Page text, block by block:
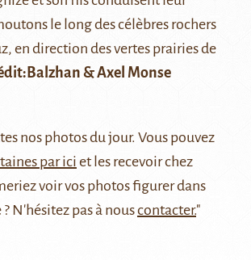
le long des célèbres rochers
, en direction des vertes prairies de
Balzhan & Axel Monse
nos photos du jour. Vous pouvez
par ici et les recevoir chez
voir vos photos figurer dans
N'hésitez pas à nouscontacter."